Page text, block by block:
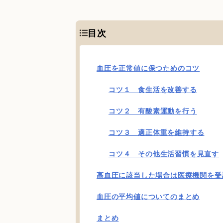
目次
血圧を正常値に保つためのコツ
コツ１ 食生活を改善する
コツ２ 有酸素運動を行う
コツ３ 適正体重を維持する
コツ４ その他生活習慣を見直す
高血圧に該当した場合は医療機関を
血圧の平均値についてのまとめ
まとめ